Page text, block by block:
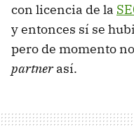
con licencia de la
y entonces sí se
pero de momento
partnerasí.